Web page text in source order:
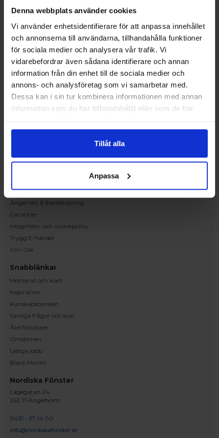
Denna webbplats använder cookies
Vi använder enhetsidentifierare för att anpassa innehållet
och annonserna till användarna, tillhandahålla funktioner
för sociala medier och analysera vår trafik. Vi
vidarebefordrar även sådana identifierare och annan
information från din enhet till de sociala medier och
annons- och analysföretag som vi samarbetar med.
Dessa kan i sin tur kombinera informationen med annan
information som du har tillhandahållit eller som de har
Tillåt alla
Anpassa
hos Victrix inredarna.
Ranhammarsvägen 20E
168 67 Bromma
Kundservice
Kontakta oss
Beställning och offert
Leverans
Reklamation
Monteringsanvisningar
Handla på Nordiska Fönster
Betalnings & leveransvillkor
Ångerrätt & återbetalning
Garantier
Integritets- och cookiepolicy
Trygg E-handel
Om Oss
Snabblänkar
Monterat och klart
Inspiration
Kunskapsbanken
Vanliga frågor och svar
Återförsäljare
Omdömen
Lediga jobb
Black Month
Nordiska Fönster
Lagegatan 24
262 71 Ängelholm
0431 - 37 14 00
info@nordiskafonster.se